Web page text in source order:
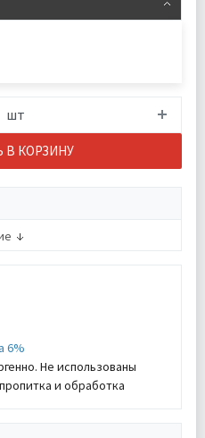
шт
В КОРЗИНУ
6%
Не использованы
и обработка